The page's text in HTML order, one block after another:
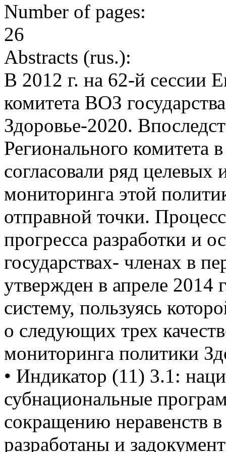
Number of pages:
26
Abstracts (rus.):
В 2012 г. на 62-й сессии
комитета ВОЗ
Здоровье-2020.
Регионального комитета
согласовали ряд
мониторинга этой
отправной точки.
прогресса разработки и
государствах- членах в
утвержден в апреле 2014
систему, пользуясь
о следующих трех
мониторинга политики
• Индикатор (11) 3.1:
субнациональные
сокращению неравенств
разработаны и